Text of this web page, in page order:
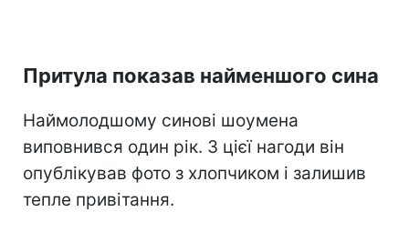
Притула показав найменшого сина
Наймолодшому синові шоумена
виповнився один рік. З цієї нагоди він
опублікував фото з хлопчиком і залишив
тепле привітання.